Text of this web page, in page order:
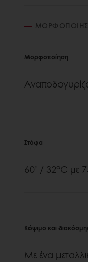
Μορφοποίηση
Στόφα
60’ / 32°C με
Κόψιμο και
Με ένα